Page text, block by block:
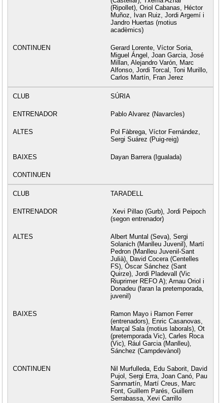
(Ripollet), Oriol Cabanas, Héctor
Muñoz, Ivan Ruiz, Jordi Argemí i
Jandro Huertas (motius
acadèmics)
Gerard Lorente, Víctor Soria,
Miguel Ángel, Joan Garcia, José
Millan, Alejandro Varón, Marc
Alfonso, Jordi Torcal, Toni Murillo,
Carlos Martín, Fran Jerez
SÚRIA
Pablo Alvarez (Navarcles)
Pol Fàbrega, Víctor Fernández,
Sergi Suárez (Puig-reig)
Dayan Barrera (Igualada)
TARADELL
Xevi Pillao (Gurb), Jordi Peipoch
(segon entrenador)
Albert Muntal (Seva), Sergi
Solanich (Manlleu Juvenil), Martí
Pedron (Manlleu Juvenil-Sant
Julià), David Cocera (Centelles
FS), Óscar Sánchez (Sant
Quirze), Jordi Pladevall (Vic
Riuprimer REFO A); Arnau Oriol i
Donadeu (faran la pretemporada,
juvenil)
Ramon Mayo i Ramon Ferrer
(entrenadors), Enric Casanovas,
Marçal Sala (motius laborals), Ot
(pretemporada Vic), Carles Roca
(Vic), Rául Garcia (Manlleu),
Sánchez (Campdevànol)
Nil Murfulleda, Edu Saborit, David
Pujol, Sergi Erra, Joan Canó, Pau
Sanmartín, Martí Creus, Marc
Font, Guillem Parés, Guillem
Serrabassa, Xevi Carrillo